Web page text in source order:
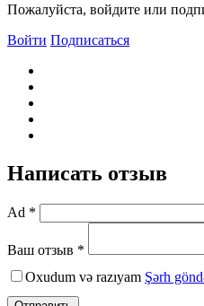
Пожалуйста, войдите или
Войти Подписаться
Написать отзыв
Ad *
Ваш отзыв *
Oxudum və razıyam Şərh